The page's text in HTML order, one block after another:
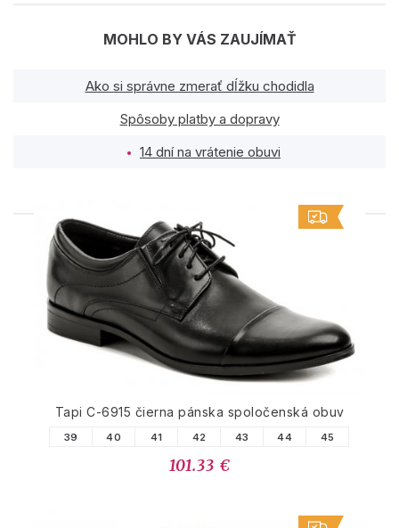
MOHLO BY VÁS ZAUJÍMAŤ
Ako si správne zmerať dĺžku chodidla
Spôsoby platby a dopravy
14 dní na vrátenie obuvi
PODOBNÉ PRODUKTY
Tapi C-6915 čierna pánska spoločenská obuv
39 40 41 42 43 44 45
101.33 €